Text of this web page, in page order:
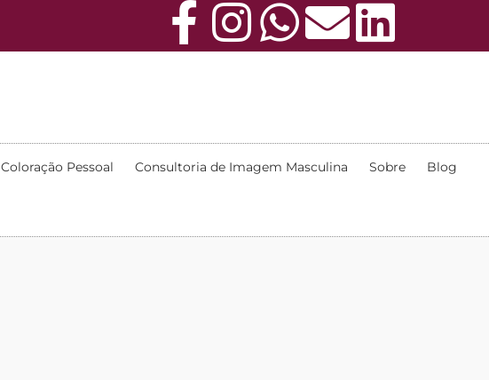
Coloração Pessoal Consultoria de Imagem Masculina Sobre Blog